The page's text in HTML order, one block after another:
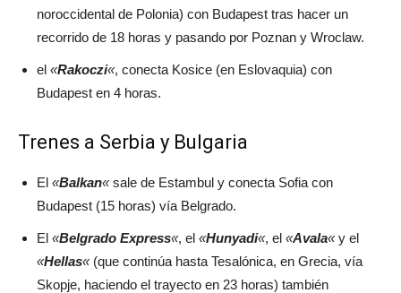
noroccidental de Polonia) con Budapest tras hacer un
recorrido de 18 horas y pasando por Poznan y Wroclaw.
el «Rakoczi«, conecta Kosice (en Eslovaquia) con
Budapest en 4 horas.
Trenes a Serbia y Bulgaria
El «Balkan«sale de Estambul y conecta Sofia con
Budapest (15 horas) vía Belgrado.
El «Belgrado Express«, el «Hunyadi«, el «Avala«y el
«Hellas«(que continúa hasta Tesalónica, en Grecia, vía
Skopje, haciendo el trayecto en 23 horas) también